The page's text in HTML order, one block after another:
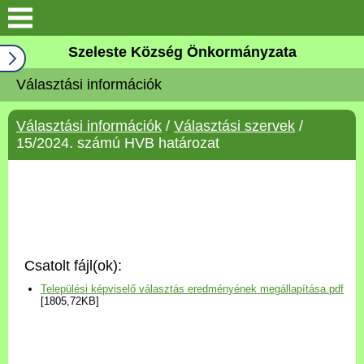
Keresés
Köszöntő
Falutörténet
Pályázatok
Szeleste Község Önkormányzata
Választási információk
Választási információk / Választási szervek /
15/2024. számú HVB határozat
Csatolt fájl(ok):
Települési képviselő választás eredményének megállapítása.pdf
[1805,72KB]